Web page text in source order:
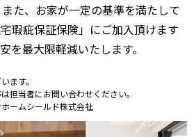
た、お家が一定の基準を満たして
瑕疵保証保険」にご加入頂けます
を最大限軽減いたします。
ます。
担当者にお問い合わせください。
ームシールド株式会社